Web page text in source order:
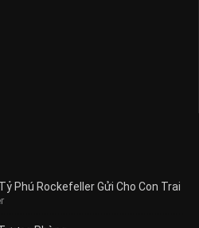
Phú Rockefeller Gửi Cho Con Trai